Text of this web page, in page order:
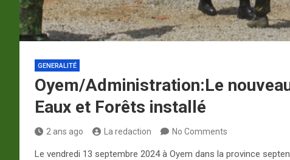
GENERALITÉ
Oyem/Administration:Le
Eaux et Forêts installé
2 ans ago La redaction No Comments
Le vendredi 13 septembre 2024 à Oyem dans la province